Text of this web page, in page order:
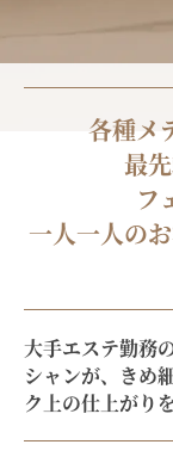
各種メ
最
フ
一人一人の
大手エステ勤務
シャンが、きめ
ク上の仕上がり